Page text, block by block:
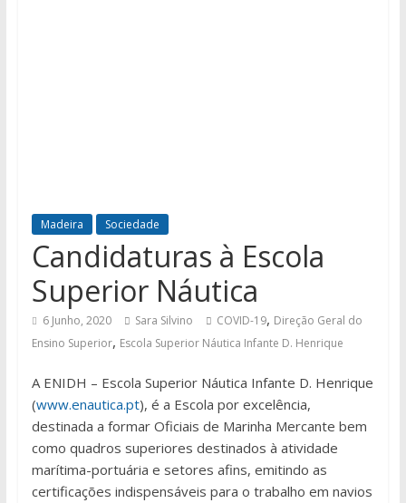
Madeira Sociedade
Candidaturas à Escola
Superior Náutica
6 Junho, 2020 Sara Silvino COVID-19, Direção Geral do
Ensino Superior, Escola Superior Náutica Infante D. Henrique
A ENIDH – Escola Superior Náutica Infante D. Henrique
(www.enautica.pt), é a Escola por excelência,
destinada a formar Oficiais de Marinha Mercante bem
como quadros superiores destinados à atividade
marítima-portuária e setores afins, emitindo as
certificações indispensáveis para o trabalho em navios